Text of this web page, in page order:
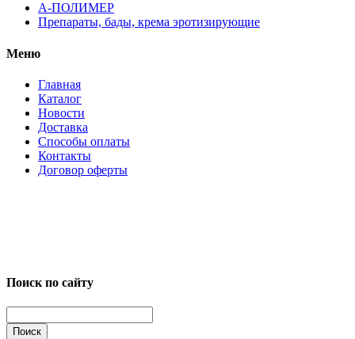
А-ПОЛИМЕР
Препараты, бады, крема эротизирующие
Меню
Главная
Каталог
Новости
Доставка
Способы оплаты
Контакты
Договор оферты
Поиск по сайту
Поиск